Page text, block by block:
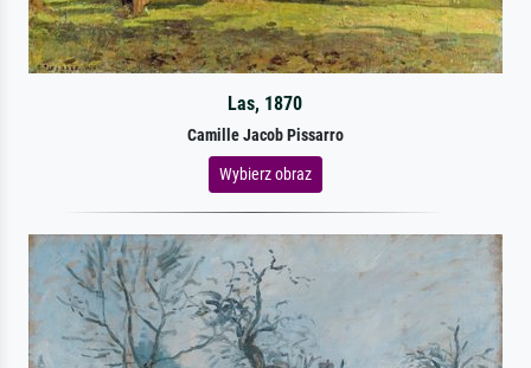
Las, 1870
Camille Jacob Pissarro
Wybierz obraz